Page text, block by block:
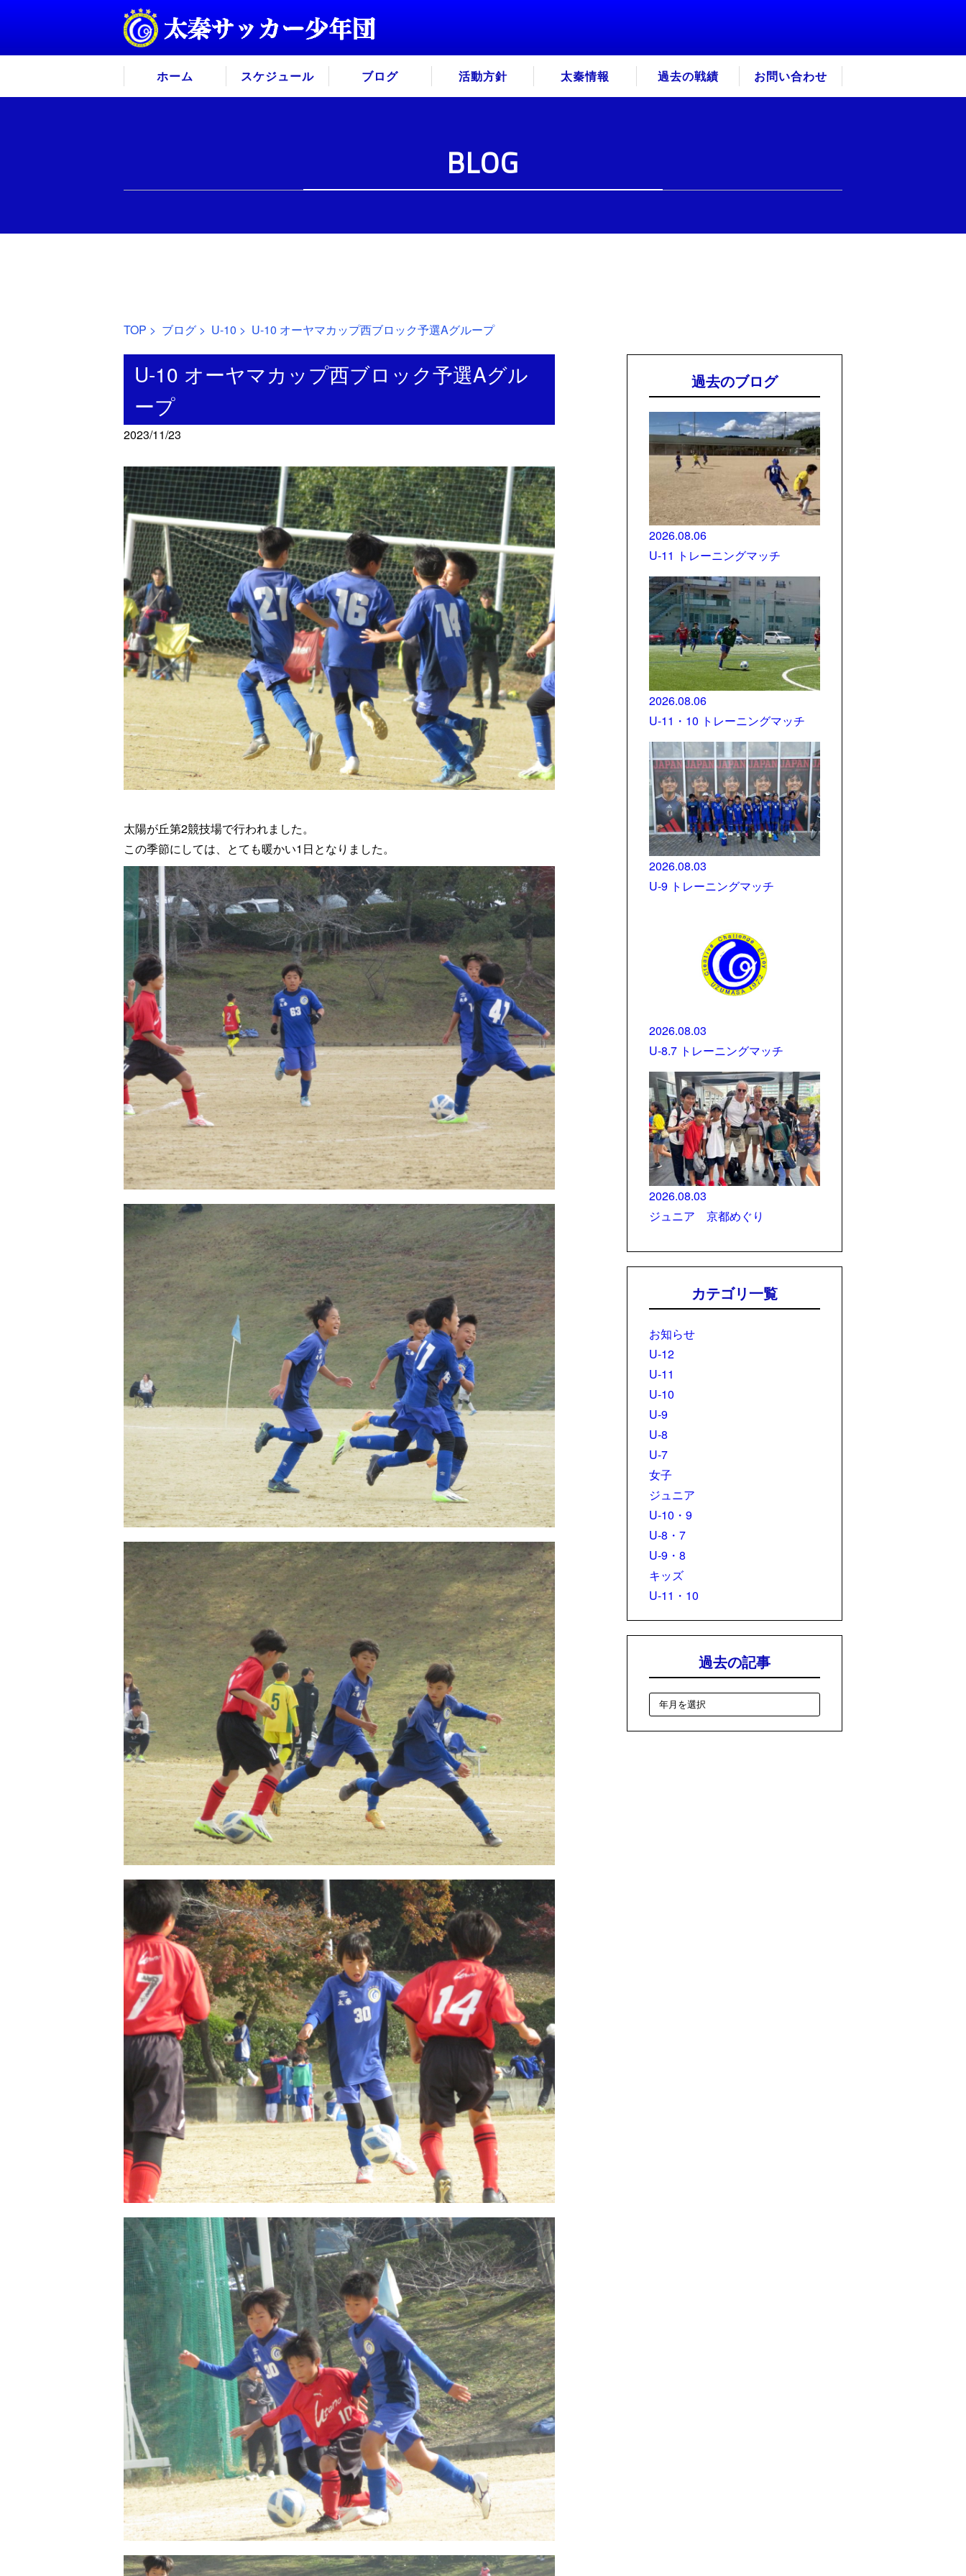
ホーム スケジュール ブログ 活動方針 太秦情報 過去の戦績 お問い合わせ
BLOG
TOP > ブログ > U-10 > U-10 オーヤマカップ西ブロック予選Aグループ
U-10 オーヤマカップ西ブロック予選Aグル
ープ
2023/11/23
太陽が丘第2競技場で行われました。
この季節にしては、とても暖かい1日となりました。
過去のブログ
2026.08.06
U-11 トレーニングマッチ
2026.08.06
U-11・10 トレーニングマッチ
2026.08.03
U-9 トレーニングマッチ
2026.08.03
U-8.7 トレーニングマッチ
2026.08.03
ジュニア 京都めぐり
カテゴリ一覧
お知らせ
U-12
U-11
U-10
U-9
U-8
U-7
女子
ジュニア
U-10・9
U-8・7
U-9・8
キッズ
U-11・10
過去の記事